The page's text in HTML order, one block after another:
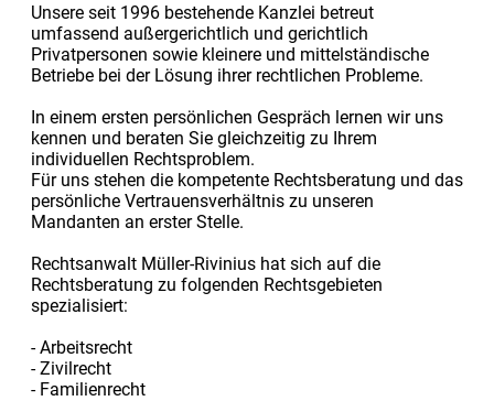
Unsere seit 1996 bestehende Kanzlei betreut
umfassend außergerichtlich und gerichtlich
Privatpersonen sowie kleinere und mittelständische
Betriebe bei der Lösung ihrer rechtlichen Probleme.
In einem ersten persönlichen Gespräch lernen wir uns
kennen und beraten Sie gleichzeitig zu Ihrem
individuellen Rechtsproblem.
Für uns stehen die kompetente Rechtsberatung und das
persönliche Vertrauensverhältnis zu unseren
Mandanten an erster Stelle.
Rechtsanwalt Müller-Rivinius hat sich auf die
Rechtsberatung zu folgenden Rechtsgebieten
spezialisiert:
- Arbeitsrecht
- Zivilrecht
- Familienrecht